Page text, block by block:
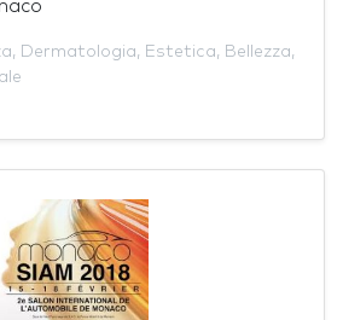
, Dermatologia, Estetica, Bellezza,